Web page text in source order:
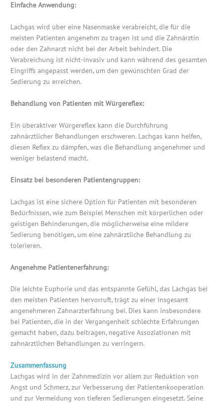
Einfache Anwendung:
Lachgas wird über eine Nasenmaske verabreicht, die für die
meisten Patienten angenehm zu tragen ist und die Zahnärztin
oder den Zahnarzt nicht bei der Arbeit behindert. Die
Verabreichung ist nicht-invasiv und kann während des gesamten
Eingriffs angepasst werden, um den gewünschten Grad der
Sedierung zu erreichen.
Behandlung von Patienten mit Würgereflex:
Ein überaktiver Würgereflex kann die Durchführung
zahnärztlicher Behandlungen erschweren. Lachgas kann helfen,
diesen Reflex zu dämpfen, was die Behandlung angenehmer und
weniger belastend macht.
Einsatz bei besonderen Patientengruppen:
Lachgas ist eine sichere Option für Patienten mit besonderen
Bedürfnissen, wie zum Beispiel Menschen mit körperlichen oder
geistigen Behinderungen, die möglicherweise eine mildere
Sedierung benötigen, um eine zahnärztliche Behandlung zu
tolerieren.
Angenehme Patientenerfahrung:
Die leichte Euphorie und das entspannte Gefühl, das Lachgas bei
den meisten Patienten hervorruft, trägt zu einer insgesamt
angenehmeren Zahnarzterfahrung bei. Dies kann insbesondere
bei Patienten, die in der Vergangenheit schlechte Erfahrungen
gemacht haben, dazu beitragen, negative Assoziationen mit
zahnärztlichen Behandlungen zu verringern.
Zusammenfassung
Lachgas wird in der Zahnmedizin vor allem zur Reduktion von
Angst und Schmerz, zur Verbesserung der Patientenkooperation
und zur Vermeidung von tieferen Sedierungen eingesetzt. Seine